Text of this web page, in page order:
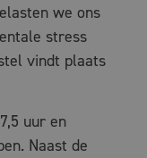
we ons
stress
vindt plaats
uur en
Naast de